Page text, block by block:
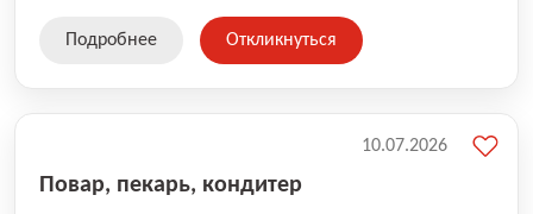
Подробнее Откликнуться
Повар, пекарь, кондитер
10.07.2026